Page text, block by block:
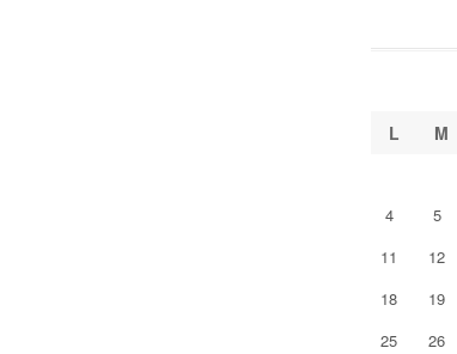
L
M
4
5
11
12
18
19
25
26